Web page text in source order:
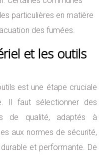
particulières en matière
des fumées.
et les outils
est une étape cruciale
Il faut sélectionner des
de qualité, adaptés à
aux normes de sécurité,
et performante. De